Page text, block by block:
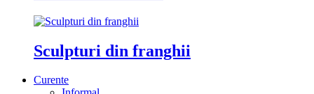
Sculpturi din franghii
Curente